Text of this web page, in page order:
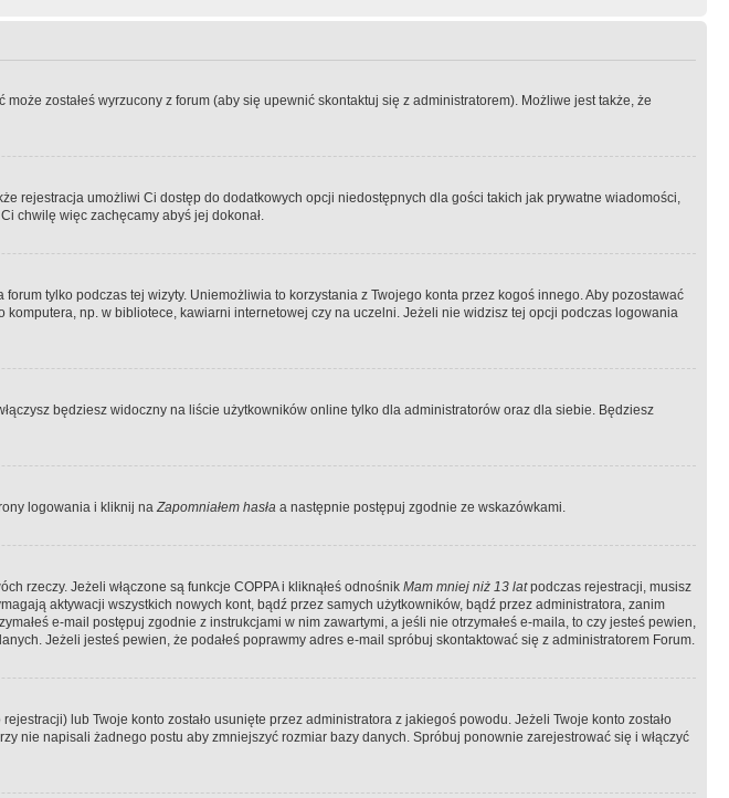
zostałeś wyrzucony z forum (aby się upewnić skontaktuj się z administratorem). Możliwe jest także, że
rejestracja umożliwi Ci dostęp do dodatkowych opcji niedostępnych dla gości takich jak prywatne wiadomości,
chwilę więc zachęcamy abyś jej dokonał.
tylko podczas tej wizyty. Uniemożliwia to korzystania z Twojego konta przez kogoś innego. Aby pozostawać
np. w bibliotece, kawiarni internetowej czy na uczelni. Jeżeli nie widzisz tej opcji podczas logowania
będziesz widoczny na liście użytkowników online tylko dla administratorów oraz dla siebie. Będziesz
logowania i kliknij naZapomniałem hasła a następnie postępuj zgodnie ze wskazówkami.
rzeczy. Jeżeli włączone są funkcje COPPA i kliknąłeś odnośnik Mam mniej niż 13 latpodczas rejestracji, musisz
aktywacji wszystkich nowych kont, bądź przez samych użytkowników, bądź przez administratora, zanim
e-mail postępuj zgodnie z instrukcjami w nim zawartymi, a jeśli nie otrzymałeś e-maila, to czy jesteś pewien,
Jeżeli jesteś pewien, że podałeś poprawmy adres e-mail spróbuj skontaktować się z administratorem Forum.
lub Twoje konto zostało usunięte przez administratora z jakiegoś powodu. Jeżeli Twoje konto zostało
nie napisali żadnego postu aby zmniejszyć rozmiar bazy danych. Spróbuj ponownie zarejestrować się i włączyć